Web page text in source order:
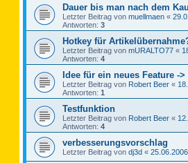
Dauer bis man nach dem
Letzter Beitrag von muellmaen «
Antworten: 3
Hotkey für
Letzter Beitrag von mURALTO77 «
Antworten: 4
Idee für ein neues Feature -
Letzter Beitrag von Robert Beer «
Antworten: 1
Testfunktion
Letzter Beitrag von Robert Beer «
Antworten: 4
verbesserungsvorschlag
Letzter Beitrag von dj3d «